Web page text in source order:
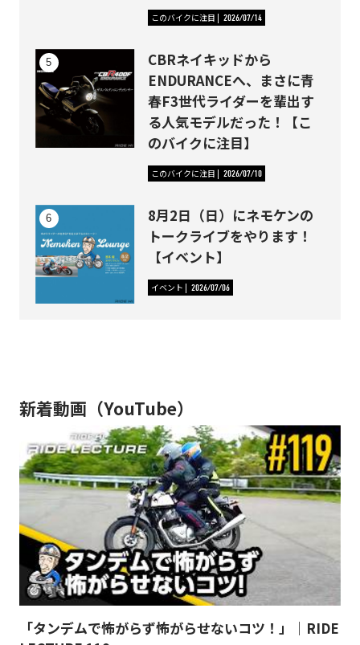
このバイクに注目 2026/07/14
CBRネイキッドから
ENDURANCEへ、まさに青
春F3世代ライダーを輩出す
る人気モデルだった！【こ
のバイクに注目】
このバイクに注目 2026/07/10
8月2日（日）にネモケンの
トークライブをやります！
【イベント】
イベント 2026/07/06
新着動画（YouTube）
「タンデムで怖がらず怖がらせないコツ！」｜RIDE